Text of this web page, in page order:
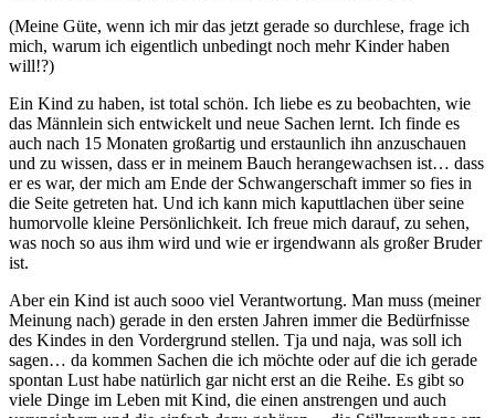
(Meine Güte, wenn ich mir das jetzt gerade so durchlese, frage ich
mich, warum ich eigentlich unbedingt noch mehr Kinder haben
will!?)
Ein Kind zu haben, ist total schön. Ich liebe es zu beobachten, wie
das Männlein sich entwickelt und neue Sachen lernt. Ich finde es
auch nach 15 Monaten großartig und erstaunlich ihn anzuschauen
und zu wissen, dass er in meinem Bauch herangewachsen ist… dass
er es war, der mich am Ende der Schwangerschaft immer so fies in
die Seite getreten hat. Und ich kann mich kaputtlachen über seine
humorvolle kleine Persönlichkeit. Ich freue mich darauf, zu sehen,
was noch so aus ihm wird und wie er irgendwann als großer Bruder
ist.
Aber ein Kind ist auch sooo viel Verantwortung. Man muss (meiner
Meinung nach) gerade in den ersten Jahren immer die Bedürfnisse
des Kindes in den Vordergrund stellen. Tja und naja, was soll ich
sagen… da kommen Sachen die ich möchte oder auf die ich gerade
spontan Lust habe natürlich gar nicht erst an die Reihe. Es gibt so
viele Dinge im Leben mit Kind, die einen anstrengen und auch